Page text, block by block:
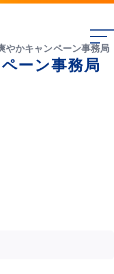
やかキャンペーン事務局
ーン事務局